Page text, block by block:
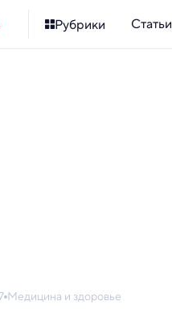
Рубрики Статьи
Медицина и здоровье